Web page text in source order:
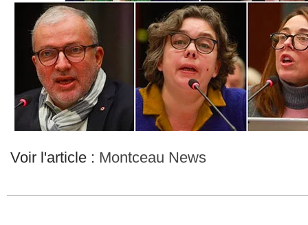
Voir l'article : Montceau News